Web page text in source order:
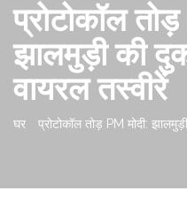
प्रोटोकॉल
झालमुड़ी की
वायरल तस्वीरें
घर प्रोटोकॉल तोड़ PM मोदी: